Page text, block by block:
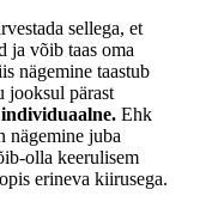
sellega, et
ja võib taas oma
nägemine taastub
jooksul pärast
Ehk
nägemine juba
olla keerulisem
erineva kiirusega.